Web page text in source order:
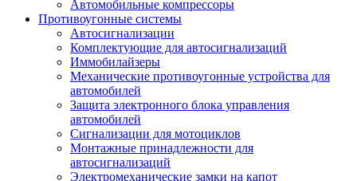
Автомобильные компрессоры
Противоугонные системы
Автосигнализации
Комплектующие для автосигнализаций
Иммобилайзеры
Механические противоугонные устройства для
автомобилей
Защита электронного блока управления
автомобилей
Сигнализации для мотоциклов
Монтажные принадлежности для
автосигнализаций
Электромеханические замки на капот